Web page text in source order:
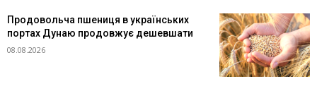
Продовольча пшениця в українських
портах Дунаю продовжує дешевшати
08.08.2026